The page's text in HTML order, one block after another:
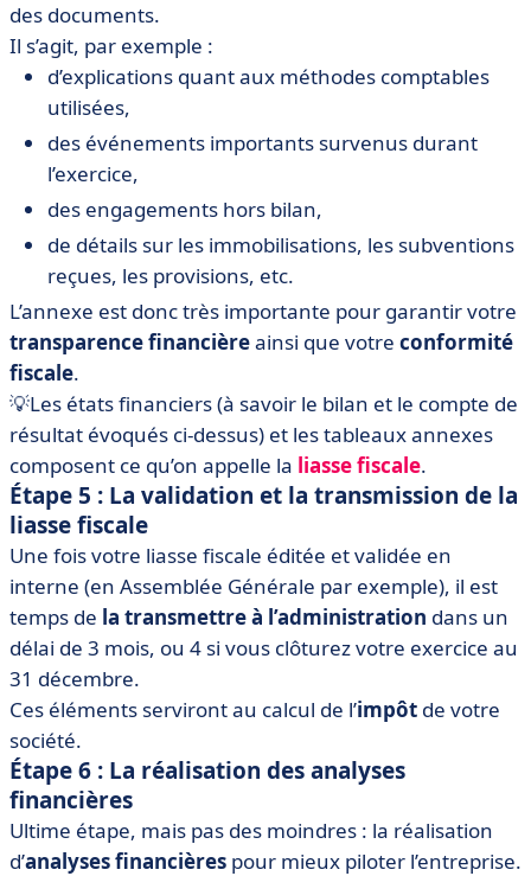
des documents.
Il s’agit, par exemple :
d’explications quant aux méthodes comptables
utilisées,
des événements importants survenus durant
l’exercice,
des engagements hors bilan,
de détails sur les immobilisations, les subventions
reçues, les provisions, etc.
L’annexe est donc très importante pour garantir votre
transparence financièreainsi que votre conformité
fiscale.
💡Les états financiers (à savoir le bilan et le compte de
résultat évoqués ci-dessus) et les tableaux annexes
composent ce qu’on appelle la liasse fiscale.
Étape 5 : La validation et la transmission de la
liasse fiscale
Une fois votre liasse fiscale éditée et validée en
interne (en Assemblée Générale par exemple), il est
temps de la transmettre à l’administration dans un
délai de 3 mois, ou 4 si vous clôturez votre exercice au
31 décembre.
Ces éléments serviront au calcul de l’impôt de votre
société.
Étape 6 : La réalisation des analyses
financières
Ultime étape, mais pas des moindres : la réalisation
d’analyses financières pour mieux piloter l’entreprise.